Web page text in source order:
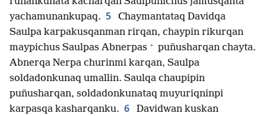
yachamunankupaq. 5
Chaymantataq Davidqa
Saulpa karpakusqanman rirqan, chaypin rikurqan
maypichus Saulpas Abnerpas + puñusharqan chayta.
Abnerqa Nerpa churinmi karqan, Saulpa
soldadonkunaq umallin. Saulqa chaupipin
puñusharqan, soldadonkunataq muyuriqninpi
karpasqa kasharqanku. 6
Davidwan kuskan